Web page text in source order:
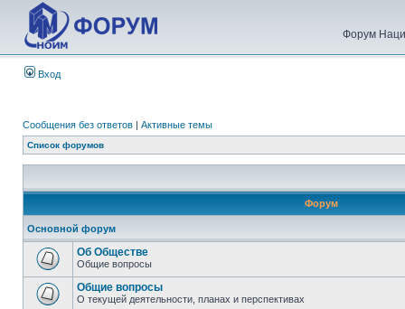
Форум
Вход
Сообщения без ответов | Активные темы
Список форумов
Форум
Основной форум
Об Обществе
Общие вопросы
Общие вопросы
О текущей деятельности, планах и перспективах